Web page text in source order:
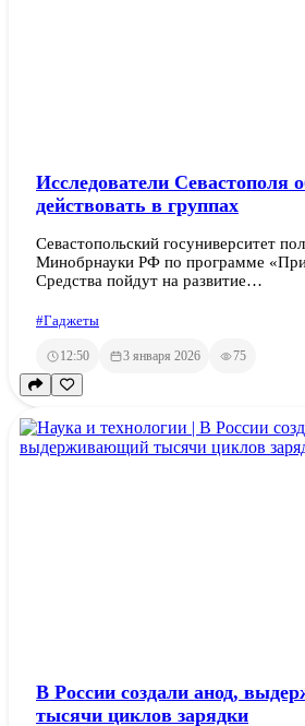
Исследователи Севастополя
действовать в группах
Севастопольский госуниверситет
Минобрнауки РФ по программе
Средства пойдут на развитие…
#Гаджеты
12:50 3 января 2026 75
В России создали анод,
тысячи циклов зарядки